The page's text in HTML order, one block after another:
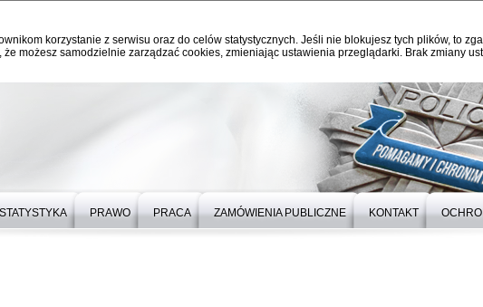
korzystanie z serwisu oraz do celów statystycznych. Jeśli nie blokujesz tych plików, to
możesz samodzielnie zarządzać cookies, zmieniając ustawienia przeglądarki. Brak zmiany
STATYSTYKA PRAWO PRACA ZAMÓWIENIA PUBLICZNE KONTAKT